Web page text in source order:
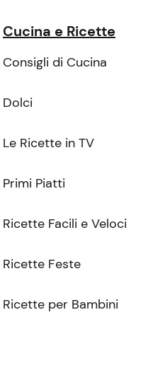
Cucina e Ricette
Consigli di Cucina
Dolci
Le Ricette in TV
Primi Piatti
Ricette Facili e Veloci
Ricette Feste
Ricette per Bambini